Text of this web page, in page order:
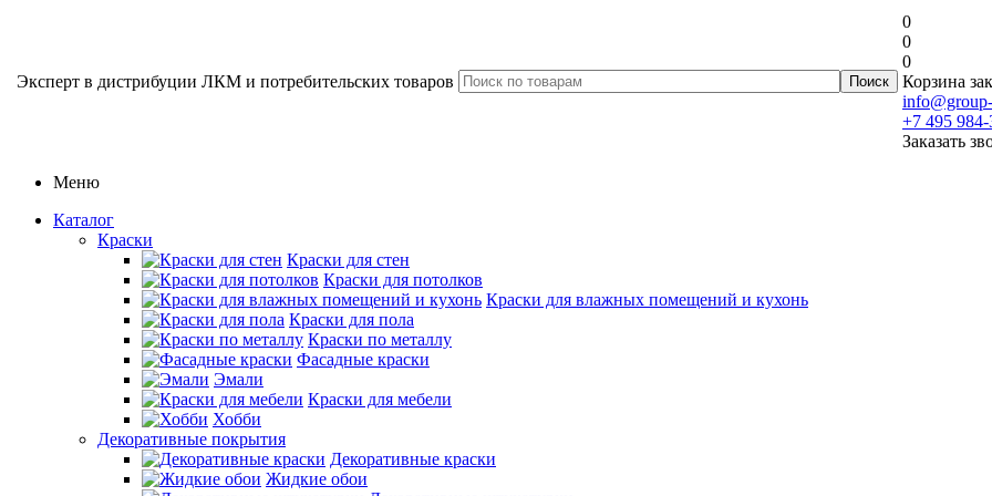
Эксперт в дистрибуции ЛКМ и потребительских товаров
0
0
0
Корзина
+7 495
Заказать
Меню
Каталог
Краски
Краски для стен
Краски для потолков
Краски для влажных помещений и кухонь
Краски для пола
Краски по металлу
Фасадные краски
Эмали
Краски для мебели
Хобби
Декоративные покрытия
Декоративные краски
Жидкие обои